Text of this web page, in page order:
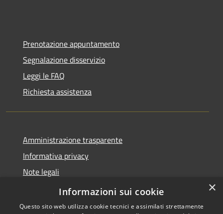
Prenotazione appuntamento
Segnalazione disservizio
Leggi le FAQ
Richiesta assistenza
Amministrazione trasparente
Informativa privacy
Note legali
Dichiarazione di accessibilità
×
Informazioni sui cookie
Questo sito web utilizza cookie tecnici e assimilati strettamente